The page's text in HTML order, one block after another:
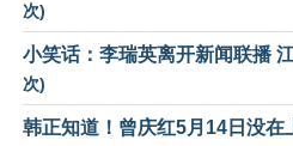
次)
小笑话：李瑞英离开新闻联播
次)
韩正知道！曾庆红5月14日没在